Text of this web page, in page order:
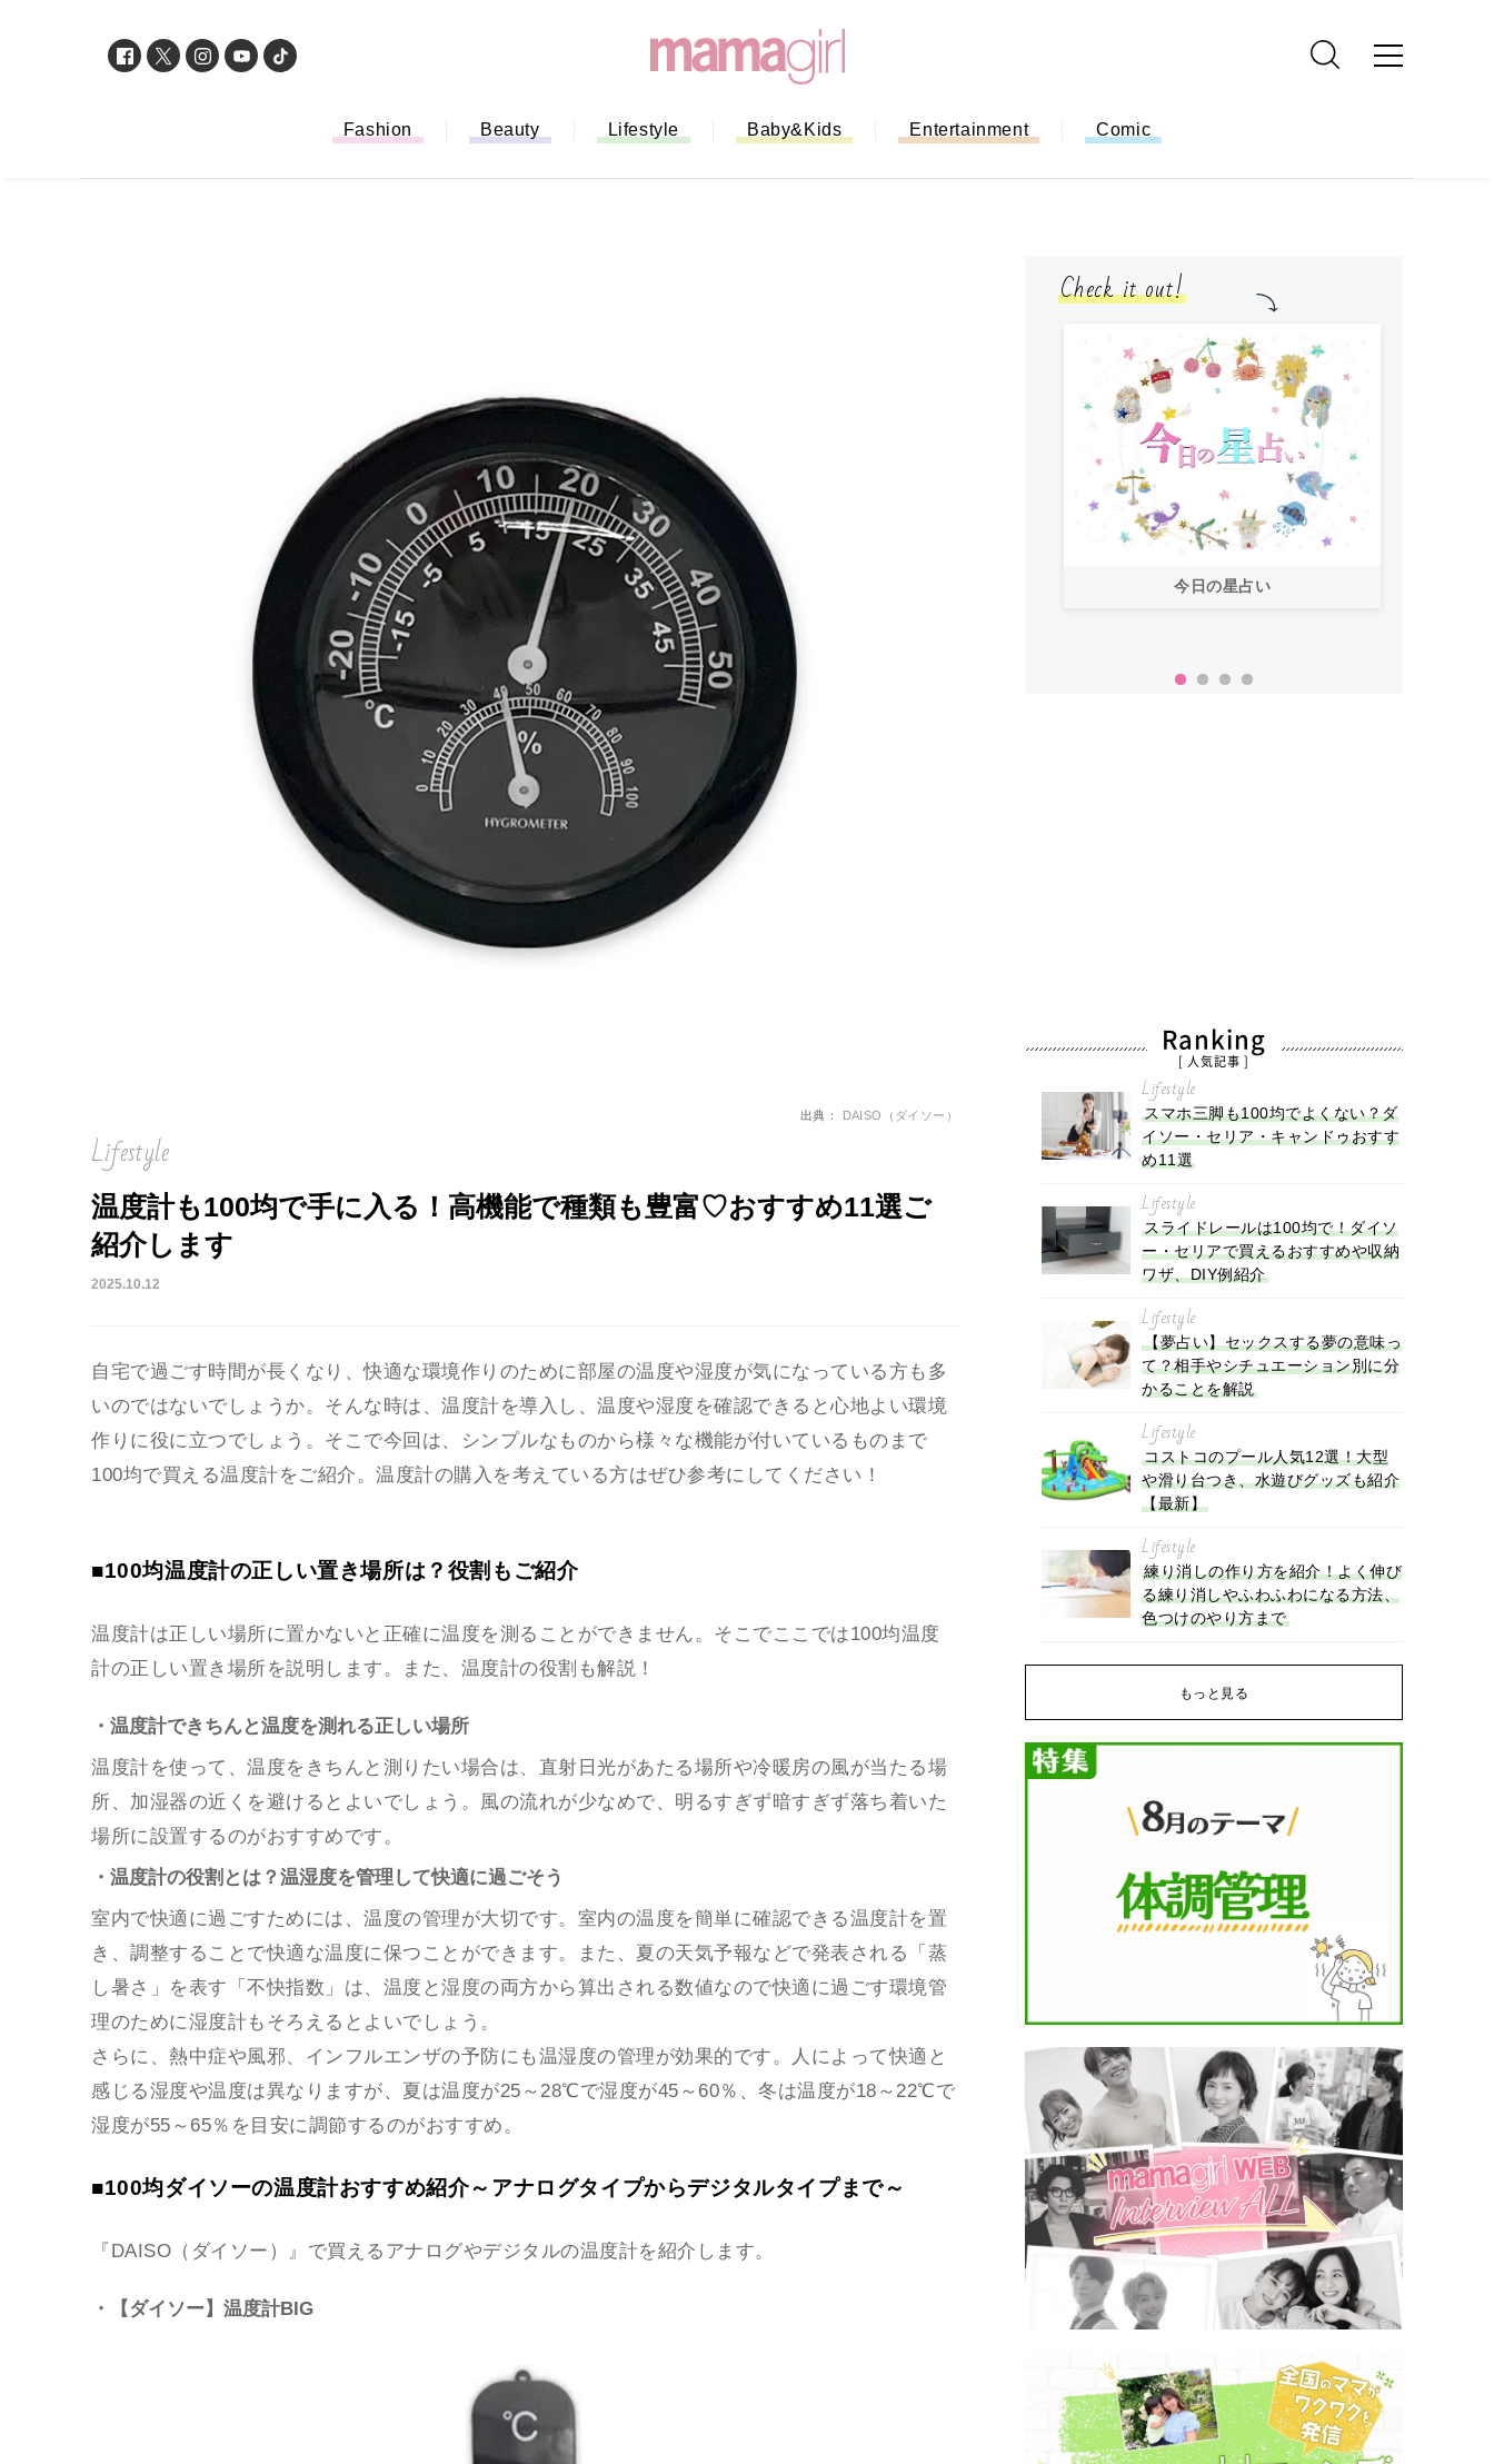
Fashion Beauty Lifestyle Baby&Kids Entertainment Comic
出典： DAISO（ダイソー）
Lifestyle
温度計も100均で手に入る！高機能で種類も豊富♡おすすめ11選ご
紹介します
2025.10.12
自宅で過ごす時間が長くなり、快適な環境作りのために部屋の温度や湿度が気になっている方も多
いのではないでしょうか。そんな時は、温度計を導入し、温度や湿度を確認できると心地よい環境
作りに役に立つでしょう。そこで今回は、シンプルなものから様々な機能が付いているものまで
100均で買える温度計をご紹介。温度計の購入を考えている方はぜひ参考にしてください！
■100均温度計の正しい置き場所は？役割もご紹介
温度計は正しい場所に置かないと正確に温度を測ることができません。そこでここでは100均温度
計の正しい置き場所を説明します。また、温度計の役割も解説！
・温度計できちんと温度を測れる正しい場所
温度計を使って、温度をきちんと測りたい場合は、直射日光があたる場所や冷暖房の風が当たる場
所、加湿器の近くを避けるとよいでしょう。風の流れが少なめで、明るすぎず暗すぎず落ち着いた
場所に設置するのがおすすめです。
・温度計の役割とは？温湿度を管理して快適に過ごそう
室内で快適に過ごすためには、温度の管理が大切です。室内の温度を簡単に確認できる温度計を置
き、調整することで快適な温度に保つことができます。また、夏の天気予報などで発表される「蒸
し暑さ」を表す「不快指数」は、温度と湿度の両方から算出される数値なので快適に過ごす環境管
理のために湿度計もそろえるとよいでしょう。
さらに、熱中症や風邪、インフルエンザの予防にも温湿度の管理が効果的です。人によって快適と
感じる湿度や温度は異なりますが、夏は温度が25～28℃で湿度が45～60％、冬は温度が18～22℃で
湿度が55～65％を目安に調節するのがおすすめ。
■100均ダイソーの温度計おすすめ紹介～アナログタイプからデジタルタイプまで～
『DAISO（ダイソー）』で買えるアナログやデジタルの温度計を紹介します。
・【ダイソー】温度計BIG
Check it out!
法から受け取り方までネットオーダー
今日の星占い
Ranking
[ 人気記事 ]
Lifestyle
スマホ三脚も100均でよくない？ダ
イソー・セリア・キャンドゥおすす
め11選
Lifestyle
スライドレールは100均で！ダイソ
ー・セリアで買えるおすすめや収納
ワザ、DIY例紹介
Lifestyle
【夢占い】セックスする夢の意味っ
て？相手やシチュエーション別に分
かることを解説
Lifestyle
コストコのプール人気12選！大型
や滑り台つき、水遊びグッズも紹介
【最新】
Lifestyle
練り消しの作り方を紹介！よく伸び
る練り消しやふわふわになる方法、
色つけのやり方まで
もっと見る